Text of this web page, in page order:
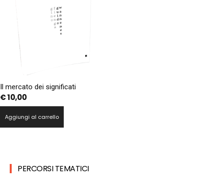
Il mercato dei significati
€10,00
Aggiungi al carrello
PERCORSI TEMATICI